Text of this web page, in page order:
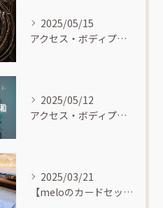
2025/05/15
アクセス・ボディプロセス
2025/05/12
アクセス・ボディプロセス
2025/03/21
【meloのカードセッション】